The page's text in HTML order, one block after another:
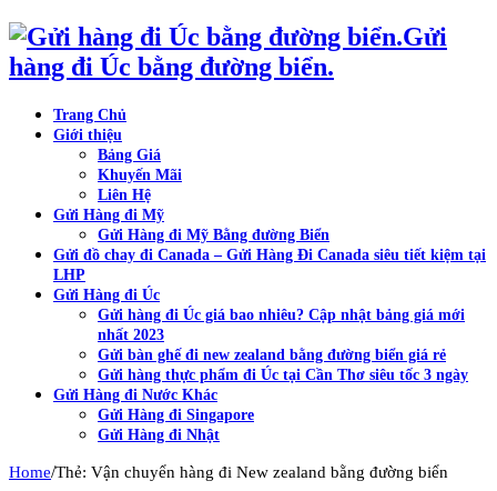
Gửi
hàng đi Úc bằng đường biển.
Trang Chủ
Giới thiệu
Bảng Giá
Khuyến Mãi
Liên Hệ
Gửi Hàng đi Mỹ
Gửi Hàng đi Mỹ Bằng đường Biển
Gửi đồ chay đi Canada – Gửi Hàng Đi Canada siêu tiết kiệm tại
LHP
Gửi Hàng đi Úc
Gửi hàng đi Úc giá bao nhiêu? Cập nhật bảng giá mới
nhất 2023
Gửi bàn ghế đi new zealand bằng đường biển giá rẻ
Gửi hàng thực phẩm đi Úc tại Cần Thơ siêu tốc 3 ngày
Gửi Hàng đi Nước Khác
Gửi Hàng đi Singapore
Gửi Hàng đi Nhật
Home/Thẻ: Vận chuyển hàng đi New zealand bằng đường biển